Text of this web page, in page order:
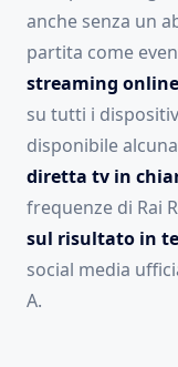
anche senza un
partita come
streaming online
su tutti i
disponibile alcuna
diretta tv in
frequenze di Rai
sul risultato in
social media
A.